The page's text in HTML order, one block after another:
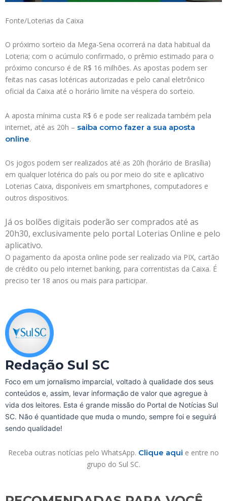
Fonte/Loterias da Caixa
O próximo sorteio da Mega-Sena ocorrerá na data habitual da
Loteria; com o acúmulo confirmado, o prêmio estimado para o
próximo concurso é de R$ 16 milhões. As apostas podem ser
feitas nas casas lotéricas autorizadas e pelo canal eletrônico
oficial da Caixa até o horário limite na véspera do sorteio.
A aposta mínima custa R$ 6 e pode ser realizada também pela
internet, até as 20h – saiba como fazer a sua aposta
online.
Os jogos podem ser realizados até as 20h (horário de Brasília)
em qualquer lotérica do país ou por meio do site e aplicativo
Loterias Caixa, disponíveis em smartphones, computadores e
outros dispositivos.
Já os bolões digitais poderão ser comprados até as
20h30, exclusivamente pelo portal Loterias Online e pelo
aplicativo.
O pagamento da aposta online pode ser realizado via PIX, cartão
de crédito ou pelo internet banking, para correntistas da Caixa. É
preciso ter 18 anos ou mais para participar.
Redação Sul SC
Foco em um jornalismo imparcial, voltado à qualidade dos seus
conteúdos e, assim, levar informação de valor que agregue à
vida dos leitores. Esta é grande missão do Portal de Notícias Sul
SC. Não é quantidade que muda o mundo, sempre foi e seguirá
sendo qualidade!
Receba outras notícias pelo WhatsApp. Clique aqui e entre no
grupo do Sul SC.